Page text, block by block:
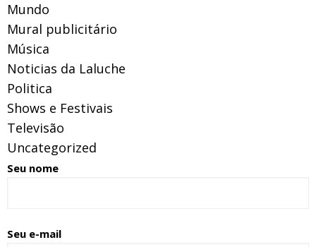
Mundo
Mural publicitário
Música
Noticias da Laluche
Politica
Shows e Festivais
Televisão
Uncategorized
Seu nome
Seu e-mail